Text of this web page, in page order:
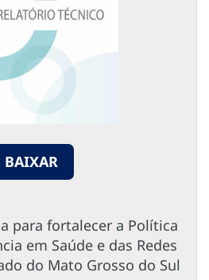
BAIXAR
para fortalecer a Política
em Saúde e das Redes
do Mato Grosso do Sul